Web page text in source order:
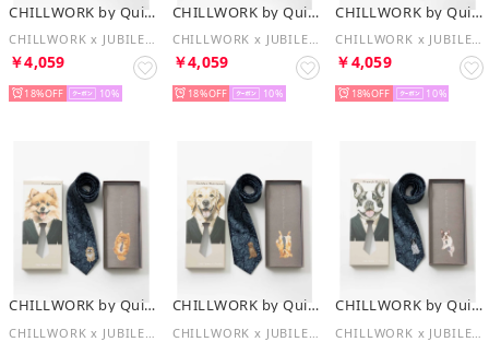
CHILLWORK by Quit Running
CHILLWORK x JUBILEE ドッグデザイン ウォッシャブルネクタイ ギフトボックス入り （その他4）
￥4,059
18% 10
CHILLWORK by Quit Running
CHILLWORK x JUBILEE ドッグデザイン ウォッシャブルネクタイ ギフトボックス入り （その他2）
￥4,059
18% 10
CHILLWORK by Quit Running
CHILLWORK x JUBILEE ドッグデザイン ウォッシャブルネクタイ ギフトボックス入り （その他3）
￥4,059
18% 10
CHILLWORK by Quit Running CHILLWORK by Quit Running CHILLWORK by Quit Running